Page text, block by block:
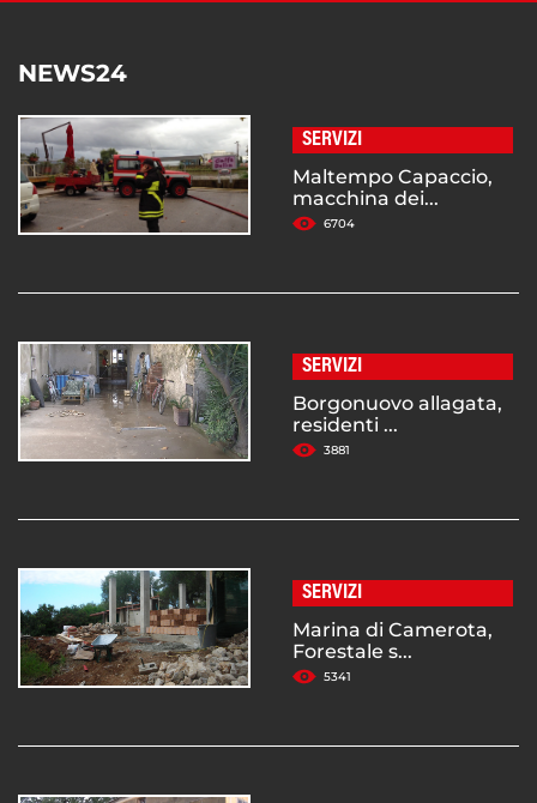
NEWS24
SERVIZI
Maltempo Capaccio,
macchina dei...
6704
SERVIZI
Borgonuovo allagata,
residenti ...
3881
SERVIZI
Marina di Camerota,
Forestale s...
5341